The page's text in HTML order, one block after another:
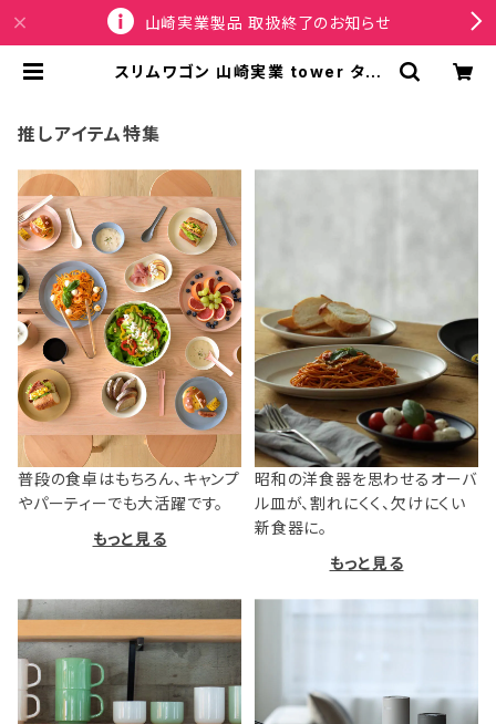
山崎実業製品 取扱終了のお知らせ
スリムワゴン 山崎実業 tower タワ
推しアイテム特集
普段の食卓はもちろん、キャンプ
やパーティーでも大活躍です。
もっと見る
昭和の洋食器を思わせるオーバ
ル皿が、割れにくく、欠けにくい
新食器に。
もっと見る